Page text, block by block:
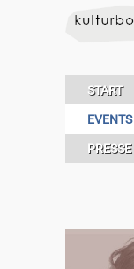
START
PRESSE